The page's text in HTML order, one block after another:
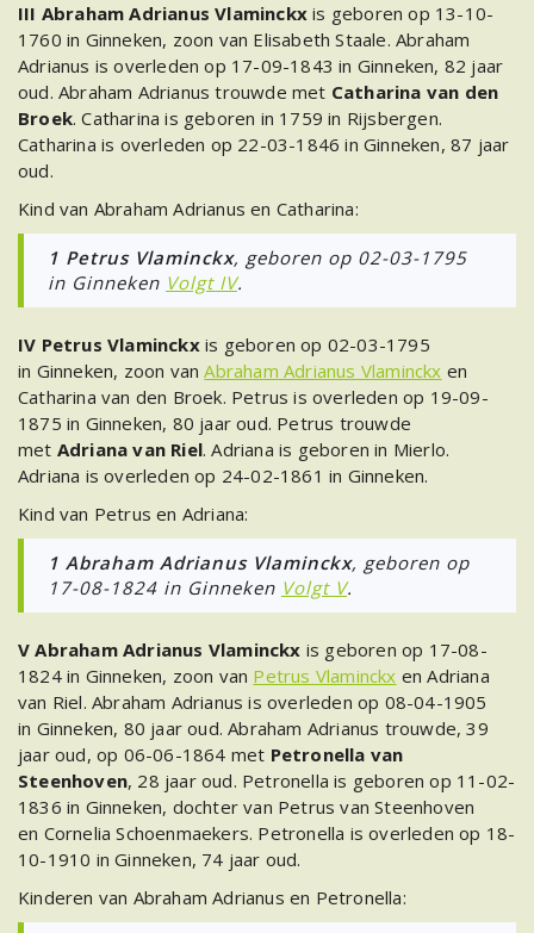
III Abraham Adrianus Vlaminckx is geboren op 13-10-
1760 in Ginneken, zoon van Elisabeth Staale. Abraham
Adrianus is overleden op 17-09-1843 in Ginneken, 82 jaar
oud. Abraham Adrianus trouwde met Catharina van den
Broek. Catharina is geboren in 1759 in Rijsbergen.
Catharina is overleden op 22-03-1846 in Ginneken, 87 jaar
oud.
Kind van Abraham Adrianus en Catharina:
1 Petrus Vlaminckx, geboren op 02-03-1795
in Ginneken Volgt IV.
IV Petrus Vlaminckxis geboren op 02-03-1795
in Ginneken, zoon vanAbraham Adrianus Vlaminckx en
Catharina van den Broek. Petrus is overleden op 19-09-
1875 in Ginneken, 80 jaar oud. Petrus trouwde
met Adriana van Riel. Adriana is geboren in Mierlo.
Adriana is overleden op 24-02-1861 in Ginneken.
Kind van Petrus en Adriana:
1 Abraham Adrianus Vlaminckx, geboren op
17-08-1824 in Ginneken Volgt V.
V Abraham Adrianus Vlaminckx is geboren op 17-08-
1824 in Ginneken, zoon van Petrus Vlaminckx en Adriana
van Riel. Abraham Adrianus is overleden op 08-04-1905
in Ginneken, 80 jaar oud. Abraham Adrianus trouwde, 39
jaar oud, op 06-06-1864 met Petronella van
Steenhoven, 28 jaar oud. Petronella is geboren op 11-02-
1836 in Ginneken, dochter van Petrus van Steenhoven
en Cornelia Schoenmaekers. Petronella is overleden op 18-
10-1910 in Ginneken, 74 jaar oud.
Kinderen van Abraham Adrianus en Petronella: